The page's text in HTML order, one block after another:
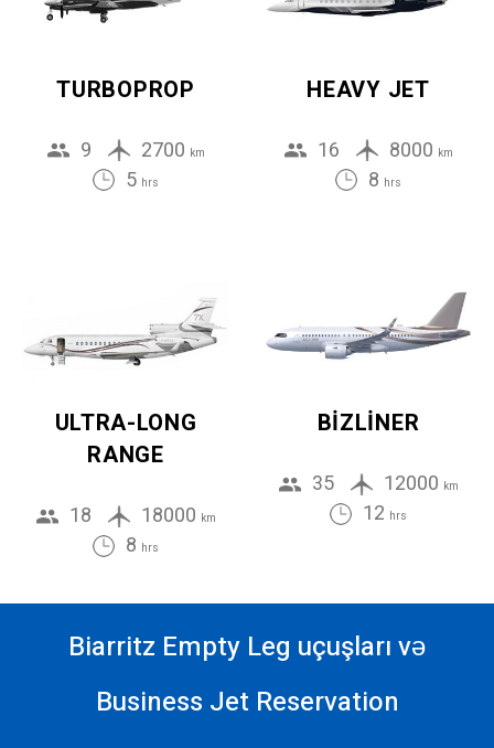
TURBOPROP
9 2700 km
5 hrs
HEAVY JET
16 8000 km
8 hrs
ULTRA-LONG
RANGE
18 18000 km
8 hrs
BIZLINER
35 12000 km
12 hrs
Biarritz Empty Leg uçuşları və
Business Jet Reservation